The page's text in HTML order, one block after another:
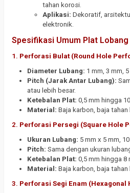
tahan korosi.
Aplikasi: Dekoratif,
elektronik.
Spesifikasi Umum Plat Lobang
1. Perforasi Bulat (Round Hole
Diameter Lubang: 1 mm, 3 mm,
Pitch (Jarak Antar Lubang):
atau lebih besar.
Ketebalan Plat: 0,5 mm hingga
Material: Baja karbon, baja tahan
2. Perforasi Persegi (Square Hole
Ukuran Lubang: 5 mm x 5 mm,
Pitch: Sama dengan ukuran
Ketebalan Plat: 0,5 mm hingga 8
Material: Baja karbon, baja tahan
3. Perforasi Segi Enam (Hexagonal